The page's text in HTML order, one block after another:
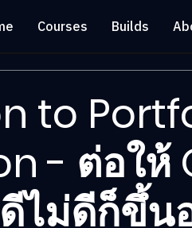
Courses Builds
to
- ต่อให้
ไม่ดีก็ขึ้น